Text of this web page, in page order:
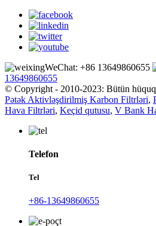
WeChat: +86 13649860655
13649860655
© Copyright - 2010-2023: Bütün
Pətək Aktivləşdirilmiş Karbon Filtrləri,
Hava Filtrləri, Keçid qutusu, V Bank
Telefon
Tel
+86-13649860655